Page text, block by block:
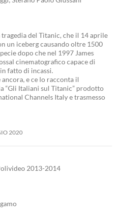
del Titanic, che il 14 aprile
un iceberg causando oltre 1500
dopo che nel 1997 James
cinematografico capace di
fatto di incassi.
ancora, e ce lo racconta il
“Gli Italiani sul Titanic” prodotto
Channels Italy e trasmesso
2020
2013-2014